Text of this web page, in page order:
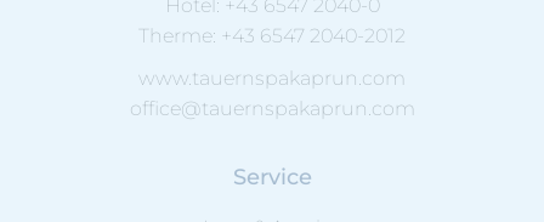
Hotel: +43 6547 2040-0
Therme: +43 6547 2040-2012
www.tauernspakaprun.com
office@tauernspakaprun.com
Service